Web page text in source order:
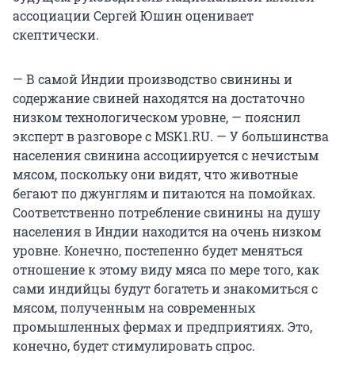
ассоциации Сергей Юшин оценивает
скептически.
— В самой Индии производство свинины и
содержание свиней находятся на достаточно
низком технологическом уровне, — пояснил
эксперт в разговоре с MSK1.RU. — У большинства
населения свинина ассоциируется с нечистым
мясом, поскольку они видят, что животные
бегают по джунглям и питаются на помойках.
Соответственно потребление свинины на душу
населения в Индии находится на очень низком
уровне. Конечно, постепенно будет меняться
отношение к этому виду мяса по мере того, как
сами индийцы будут богатеть и знакомиться с
мясом, полученным на современных
промышленных фермах и предприятиях. Это,
конечно, будет стимулировать спрос.